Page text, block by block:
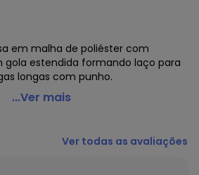
em malha de poliéster com
gola estendida formando laço para
longas com punho.
Gola Laço Vermelha
Longa
franzido
...Ver mais
Ver todas as avaliações